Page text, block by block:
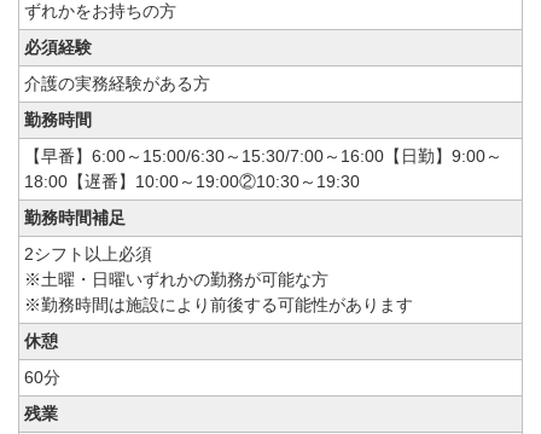
ずれかをお持ちの方
必須経験
介護の実務経験がある方
勤務時間
【早番】6:00～15:00/6:30～15:30/7:00～16:00【日勤】9:00～
18:00【遅番】10:00～19:00②10:30～19:30
勤務時間補足
2シフト以上必須
※土曜・日曜いずれかの勤務が可能な方
※勤務時間は施設により前後する可能性があります
休憩
60分
残業